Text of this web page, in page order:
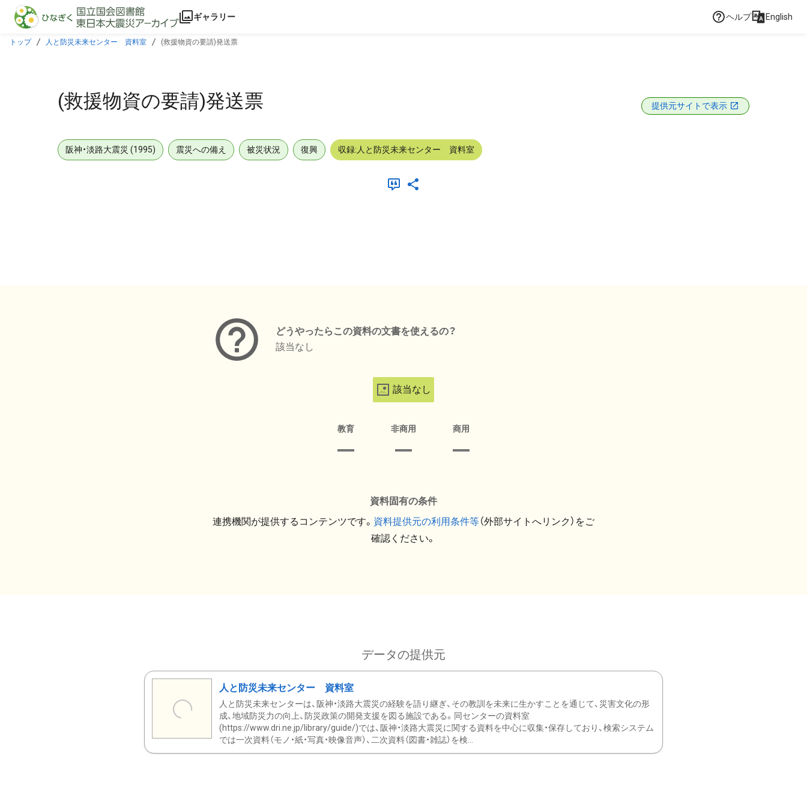
本文に飛ぶ
ギャラリー ヘルプ English
トップ 人と防災未来センター 資料室 (救援物資の要請)発送票
(救援物資の要請)発送票 提供元サイトで表示
阪神・淡路大震災 (1995) 震災への備え 被災状況 復興 収録:人と防災未来センター 資料室
どうやったらこの資料の文書を使えるの？
該当なし
該当なし
教育 非商用 商用
資料固有の条件
連携機関が提供するコンテンツです。 資料提供元の利用条件等（外部サイトへリンク）をご
確認ください。
データの提供元
人と防災未来センター 資料室
人と防災未来センターは、阪神・淡路大震災の経験を語り継ぎ、その教訓を未来に生かすことを通じて、災害文化の形
成、地域防災力の向上、防災政策の開発支援を図る施設である。同センターの資料室
(https://www.dri.ne.jp/library/guide/)では、阪神・淡路大震災に関する資料を中心に収集・保存しており、検索システム
では一次資料（モノ・紙・写真・映像音声）、二次資料（図書・雑誌）を検...